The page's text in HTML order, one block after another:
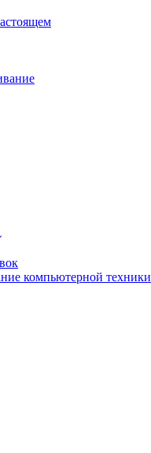
компьютерной техники